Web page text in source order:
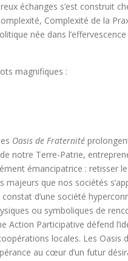
échanges s’est construit
Complexité de la
née dans
magnifiques :
Oasis de Fraternité
notre Terre-Patrie,
émancipatrice : retisser
que nos sociétés
d’une société
ou symboliques de
Action Participative défend
locales. Les Oasis
au cœur d’un futur